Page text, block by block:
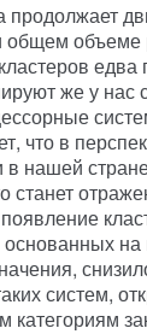
продолжает
общем
едва
же у нас
что в
в нашей
станет
основанных
систем,
категориям